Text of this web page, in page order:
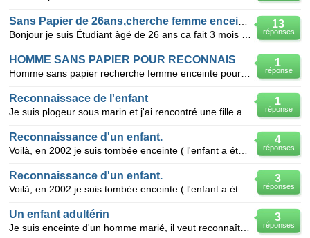
13
réponses
1
réponse
1
réponse
Reconnaissace de l'enfant
4
réponses
Reconnaissance d'un enfant.
3
réponses
Reconnaissance d'un enfant.
3
réponses
Un enfant adultérin